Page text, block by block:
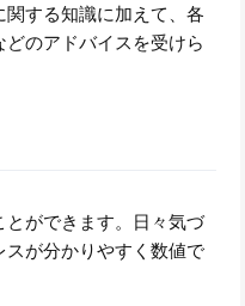
する知識に加えて、各
のアドバイスを受けら
ができます。日々気づ
が分かりやすく数値で